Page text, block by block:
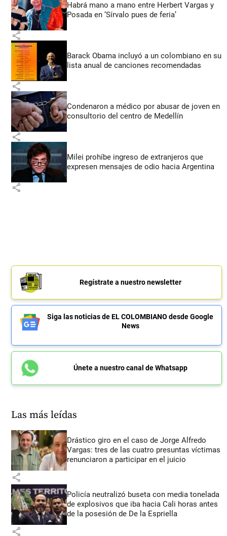
Habrá mano a mano entre Herbert Vargas y
Posada en ‘Sírvalo pues de feria’
share
Barack Obama incluyó a un colombiano en su
lista anual de canciones recomendadas
share
Condenaron a médico por abusar de joven en
consultorio del centro de Medellín
share
Milei prohíbe ingreso de extranjeros que
expresen mensajes de odio hacia Argentina
share
Regístrate a nuestro newsletter
Siga las noticias de EL COLOMBIANO desde Google
News
Únete a nuestro canal de Whatsapp
Las más leídas
Drástico giro en el caso de Jorge Alfredo
Vargas: tres de las cuatro presuntas víctimas
renunciaron a participar en el juicio
share
Policía neutralizó buseta con media tonelada
de explosivos que iba hacia Cali horas antes
de la posesión de De la Espriella
share